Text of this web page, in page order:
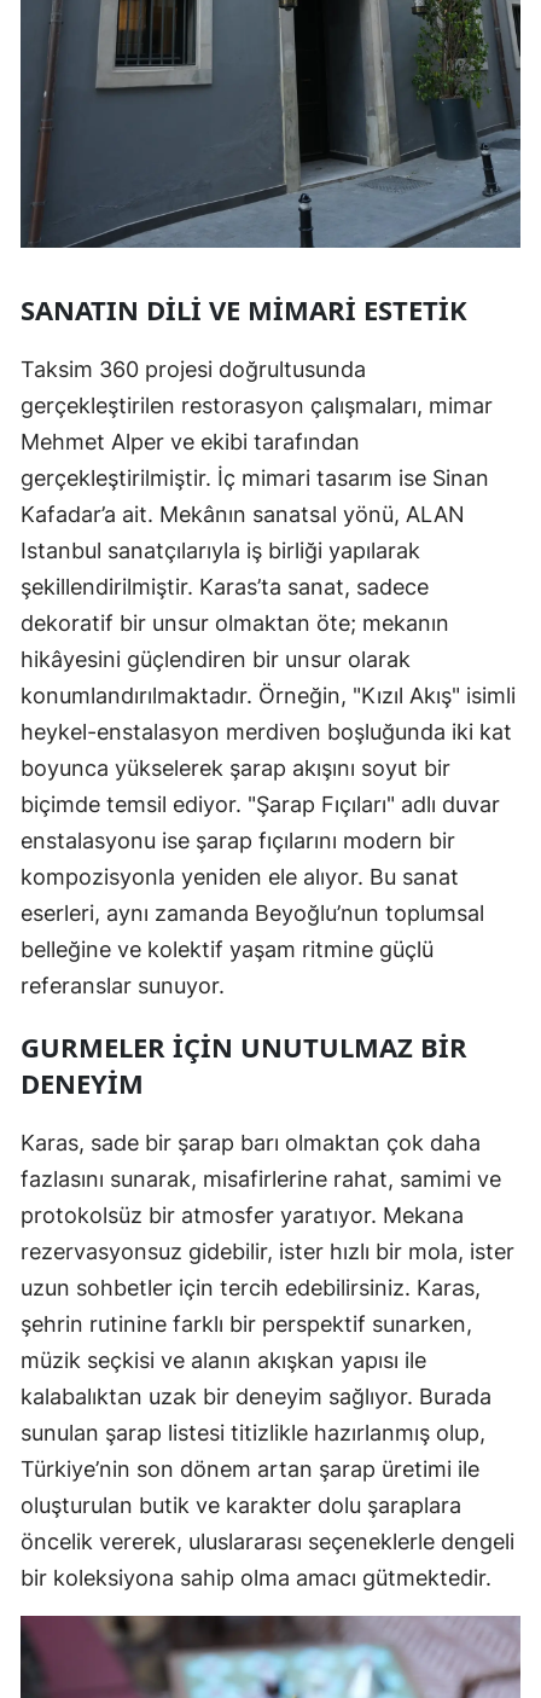
SANATIN DILI VE MIMARI ESTETIK
Taksim 360 projesi doğrultusunda
gerçekleştirilen restorasyon çalışmaları, mimar
Mehmet Alper ve ekibi tarafından
gerçekleştirilmiştir. İç mimari tasarım ise Sinan
Kafadar’a ait. Mekânın sanatsal yönü, ALAN
Istanbul sanatçılarıyla iş birliği yapılarak
şekillendirilmiştir. Karas’ta sanat, sadece
dekoratif bir unsur olmaktan öte; mekanın
hikâyesini güçlendiren bir unsur olarak
konumlandırılmaktadır. Örneğin, "Kızıl Akış" isimli
heykel-enstalasyon merdiven boşluğunda iki kat
boyunca yükselerek şarap akışını soyut bir
biçimde temsil ediyor. "Şarap Fıçıları" adlı duvar
enstalasyonu ise şarap fıçılarını modern bir
kompozisyonla yeniden ele alıyor. Bu sanat
eserleri, aynı zamanda Beyoğlu’nun toplumsal
belleğine ve kolektif yaşam ritmine güçlü
referanslar sunuyor.
GURMELER İÇIN UNUTULMAZ BIR
DENEYIM
Karas, sade bir şarap barı olmaktan çok daha
fazlasını sunarak, misafirlerine rahat, samimi ve
protokolsüz bir atmosfer yaratıyor. Mekana
rezervasyonsuz gidebilir, ister hızlı bir mola, ister
uzun sohbetler için tercih edebilirsiniz. Karas,
şehrin rutinine farklı bir perspektif sunarken,
müzik seçkisi ve alanın akışkan yapısı ile
kalabalıktan uzak bir deneyim sağlıyor. Burada
sunulan şarap listesi titizlikle hazırlanmış olup,
Türkiye’nin son dönem artan şarap üretimi ile
oluşturulan butik ve karakter dolu şaraplara
öncelik vererek, uluslararası seçeneklerle dengeli
bir koleksiyona sahip olma amacı gütmektedir.